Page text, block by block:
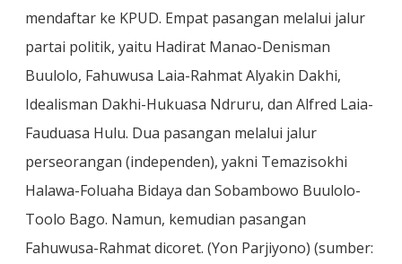
mendaftar ke KPUD. Empat pasangan melalui jalur
partai politik, yaitu Hadirat Manao-Denisman
Buulolo, Fahuwusa Laia-Rahmat Alyakin Dakhi,
Idealisman Dakhi-Hukuasa Ndruru, dan Alfred Laia-
Fauduasa Hulu. Dua pasangan melalui jalur
perseorangan (independen), yakni Temazisokhi
Halawa-Foluaha Bidaya dan Sobambowo Buulolo-
Toolo Bago. Namun, kemudian pasangan
Fahuwusa-Rahmat dicoret. (Yon Parjiyono) (sumber: